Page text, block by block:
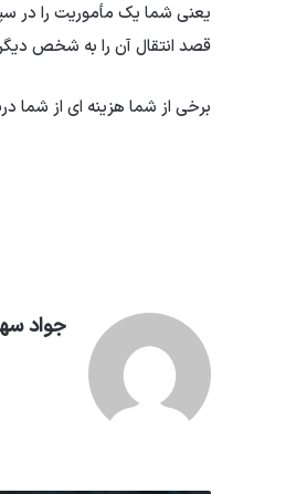
یعنی شما یک مأموریت را در
قصد انتقال آن را به شخص
برخی از شما هزینه ای از شما
جواد